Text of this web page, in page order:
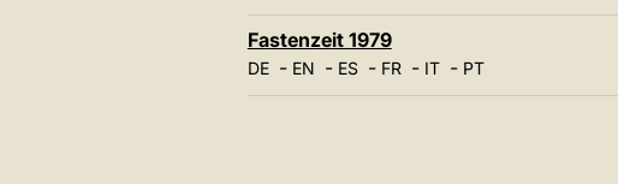
Fastenzeit 1979
DE- EN - ES- FR- IT- PT